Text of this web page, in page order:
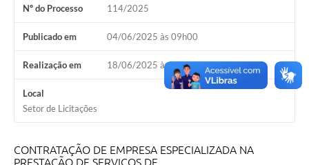
Nº do Processo 114/2025
Publicado em 04/06/2025 às 09h00
Realização em 18/06/2025 às 09h30
Local
Setor de Licitações
CONTRATAÇÃO DE EMPRESA ESPECIALIZADA NA
PRESTAÇÃO DE SERVIÇOS DE